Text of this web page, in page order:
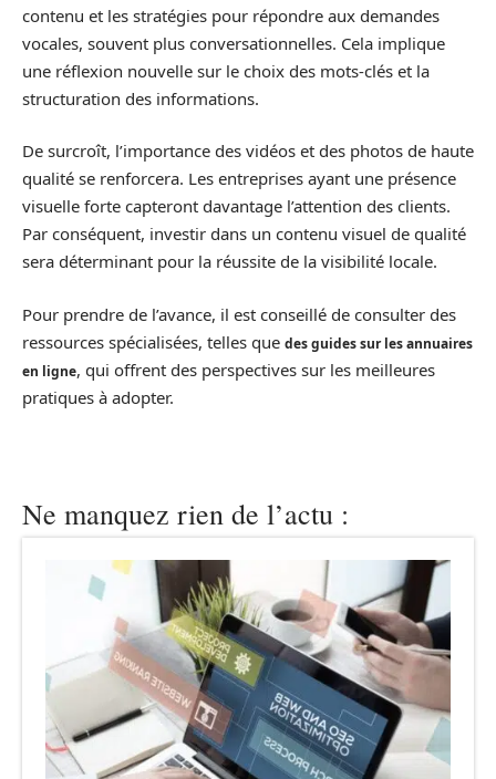
contenu et les stratégies pour répondre aux demandes
vocales, souvent plus conversationnelles. Cela implique
une réflexion nouvelle sur le choix des mots-clés et la
structuration des informations.
De surcroît, l’importance des vidéos et des photos de haute
qualité se renforcera. Les entreprises ayant une présence
visuelle forte capteront davantage l’attention des clients.
Par conséquent, investir dans un contenu visuel de qualité
sera déterminant pour la réussite de la visibilité locale.
Pour prendre de l’avance, il est conseillé de consulter des
ressources spécialisées, telles que des guides sur les annuaires
en ligne, qui offrent des perspectives sur les meilleures
pratiques à adopter.
Ne manquez rien de l’actu :